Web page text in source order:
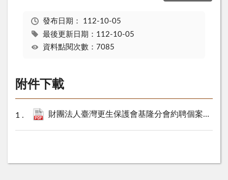
發布日期： 112-10-05
最後更新日期：112-10-05
資料點閱次數：7085
附件下載
財團法人臺灣更生保護會基隆分會約聘個案管理師1名公開甄選資訊，歡迎踴躍報考.pdf